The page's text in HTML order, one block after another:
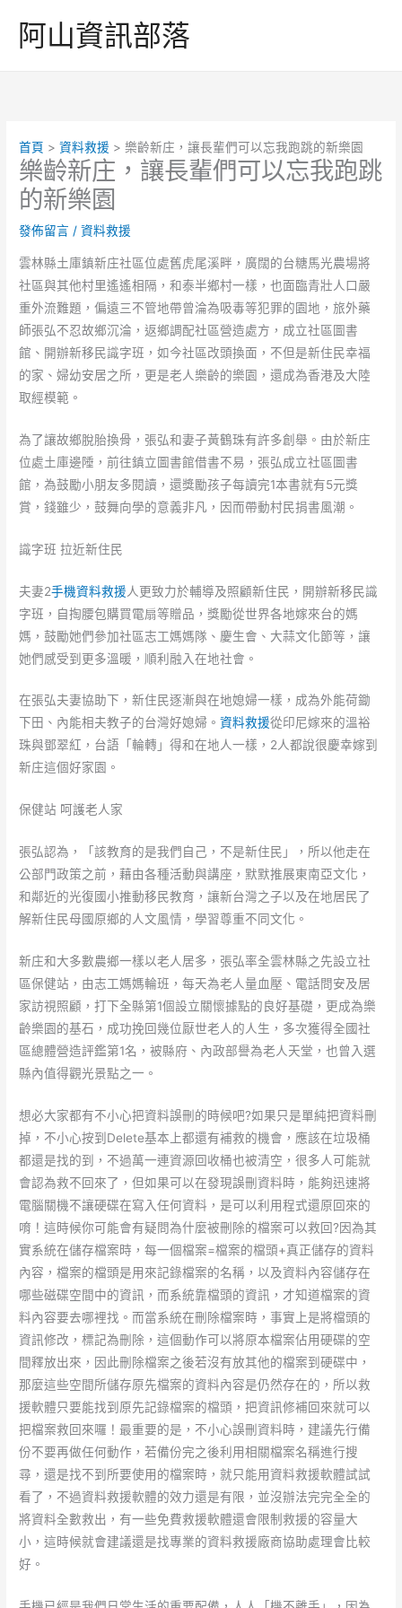
阿山資訊部落
首頁 資料救援 樂齡新庄，讓長輩們可以忘我跑跳的新樂園
樂齡新庄，讓長輩們可以忘我跑跳
的新樂園
發佈留言 /資料救援
雲林縣土庫鎮新庄社區位處舊虎尾溪畔，廣闊的台糖馬光農場將
社區與其他村里遙遙相隔，和泰半鄉村一樣，也面臨青壯人口嚴
重外流難題，偏遠三不管地帶曾淪為吸毒等犯罪的園地，旅外藥
師張弘不忍故鄉沉淪，返鄉調配社區營造處方，成立社區圖書
館、開辦新移民識字班，如今社區改頭換面，不但是新住民幸福
的家、婦幼安居之所，更是老人樂齡的樂園，還成為香港及大陸
取經模範。
為了讓故鄉脫胎換骨，張弘和妻子黃鶴珠有許多創舉。由於新庄
位處土庫邊陲，前往鎮立圖書館借書不易，張弘成立社區圖書
館，為鼓勵小朋友多閱讀，還獎勵孩子每讀完1本書就有5元獎
賞，錢雖少，鼓舞向學的意義非凡，因而帶動村民捐書風潮。
識字班 拉近新住民
夫妻2手機資料救援 人更致力於輔導及照顧新住民，開辦新移民識
字班，自掏腰包購買電扇等贈品，獎勵從世界各地嫁來台的媽
媽，鼓勵她們參加社區志工媽媽隊、慶生會、大蒜文化節等，讓
她們感受到更多溫暖，順利融入在地社會。
在張弘夫妻協助下，新住民逐漸與在地媳婦一樣，成為外能荷鋤
下田、內能相夫教子的台灣好媳婦。資料救援從印尼嫁來的溫裕
珠與鄧翠紅，台語「輪轉」得和在地人一樣，2人都說很慶幸嫁到
新庄這個好家園。
保健站 呵護老人家
張弘認為，「該教育的是我們自己，不是新住民」，所以他走在
公部門政策之前，藉由各種活動與講座，默默推展東南亞文化，
和鄰近的光復國小推動移民教育，讓新台灣之子以及在地居民了
解新住民母國原鄉的人文風情，學習尊重不同文化。
新庄和大多數農鄉一樣以老人居多，張弘率全雲林縣之先設立社
區保健站，由志工媽媽輪班，每天為老人量血壓、電話問安及居
家訪視照顧，打下全縣第1個設立關懷據點的良好基礎，更成為樂
齡樂園的基石，成功挽回幾位厭世老人的人生，多次獲得全國社
區總體營造評鑑第1名，被縣府、內政部譽為老人天堂，也曾入選
縣內值得觀光景點之一。
想必大家都有不小心把資料誤刪的時候吧?如果只是單純把資料刪
掉，不小心按到Delete基本上都還有補救的機會，應該在垃圾桶
都還是找的到，不過萬一連資源回收桶也被清空，很多人可能就
會認為救不回來了，但如果可以在發現誤刪資料時，能夠迅速將
電腦關機不讓硬碟在寫入任何資料，是可以利用程式還原回來的
唷！這時候你可能會有疑問為什麼被刪除的檔案可以救回?因為其
實系統在儲存檔案時，每一個檔案=檔案的檔頭+真正儲存的資料
內容，檔案的檔頭是用來記錄檔案的名稱，以及資料內容儲存在
哪些磁碟空間中的資訊，而系統靠檔頭的資訊，才知道檔案的資
料內容要去哪裡找。而當系統在刪除檔案時，事實上是將檔頭的
資訊修改，標記為刪除，這個動作可以將原本檔案佔用硬碟的空
間釋放出來，因此刪除檔案之後若沒有放其他的檔案到硬碟中，
那麼這些空間所儲存原先檔案的資料內容是仍然存在的，所以救
援軟體只要能找到原先記錄檔案的檔頭，把資訊修補回來就可以
把檔案救回來囉！最重要的是，不小心誤刪資料時，建議先行備
份不要再做任何動作，若備份完之後利用相關檔案名稱進行搜
尋，還是找不到所要使用的檔案時，就只能用資料救援軟體試試
看了，不過資料救援軟體的效力還是有限，並沒辦法完完全全的
將資料全數救出，有一些免費救援軟體還會限制救援的容量大
小，這時候就會建議還是找專業的資料救援廠商協助處理會比較
好。